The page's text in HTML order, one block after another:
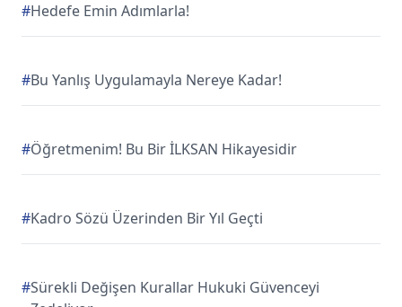
#Hedefe Emin Adımlarla!
#Bu Yanlış Uygulamayla Nereye Kadar!
#Öğretmenim! Bu Bir İLKSAN Hikayesidir
#Kadro Sözü Üzerinden Bir Yıl Geçti
#Sürekli Değişen Kurallar Hukuki Güvenceyi